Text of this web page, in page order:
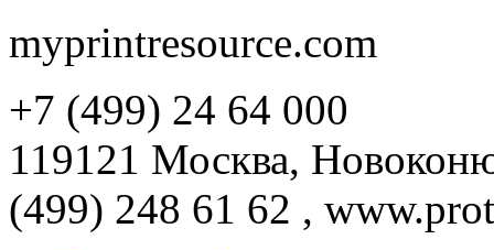
myprintresource.com
+7 (499) 24 64 000
119121 Москва,
(499) 248 61 62 ,